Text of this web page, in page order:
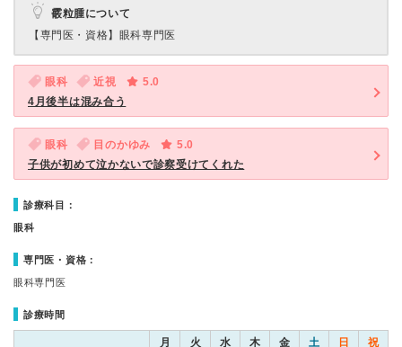
霰粒腫について
【専門医・資格】 眼科専門医
眼科 近視
5.0
4月後半は混み合う
眼科 目のかゆみ
5.0
子供が初めて泣かないで診察受けてくれた
診療科目：
眼科
専門医・資格：
眼科専門医
診療時間
月 火 水 木 金 土 日 祝